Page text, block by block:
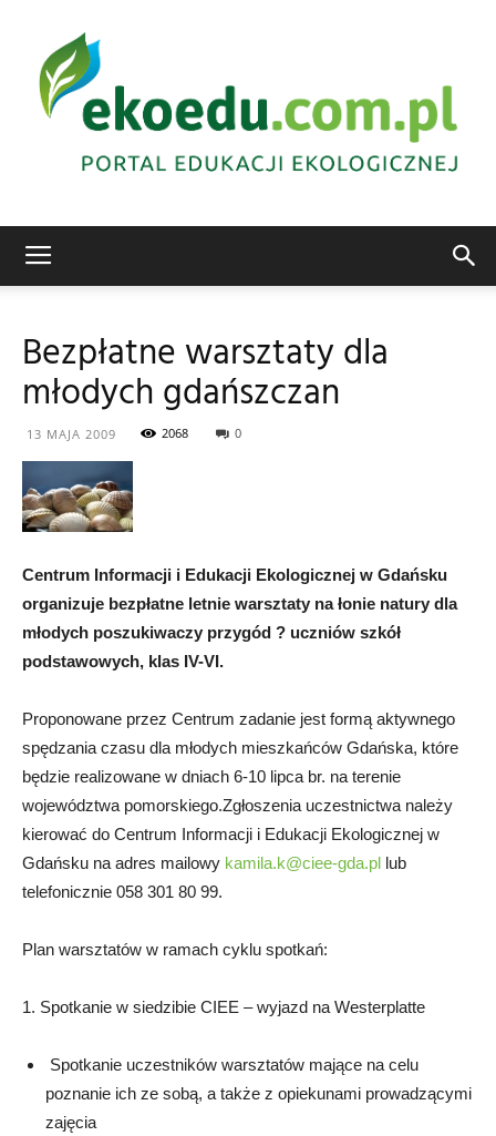
ekologiczna
Bezpłatne warsztaty dla
młodych gdańszczan
13 MAJA 2009 2068 0
Centrum Informacji i Edukacji Ekologicznej w Gdańsku
organizuje bezpłatne letnie warsztaty na łonie natury dla
młodych poszukiwaczy przygód ? uczniów szkół
podstawowych, klas IV-VI.
Proponowane przez Centrum zadanie jest formą aktywnego
spędzania czasu dla młodych mieszkańców Gdańska, które
będzie realizowane w dniach 6-10 lipca br. na terenie
województwa pomorskiego.Zgłoszenia uczestnictwa należy
kierować do Centrum Informacji i Edukacji Ekologicznej w
Gdańsku na adres mailowy kamila.k@ciee-gda.pl lub
telefonicznie 058 301 80 99.
Plan warsztatów w ramach cyklu spotkań:
1. Spotkanie w siedzibie CIEE – wyjazd na Westerplatte
Spotkanie uczestników warsztatów mające na celu
poznanie ich ze sobą, a także z opiekunami prowadzącymi
zajęcia